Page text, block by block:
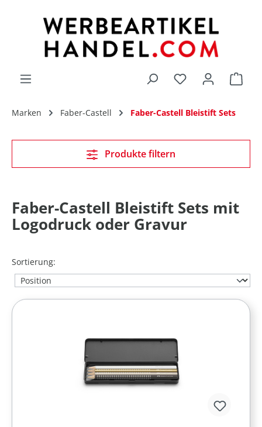
Du hast 0
Marken Faber-Castell Faber-Castell Bleistift Sets
Faber-Castell Bleistift Sets mit
Logodruck oder Gravur
Sortierung:
Produkte filtern